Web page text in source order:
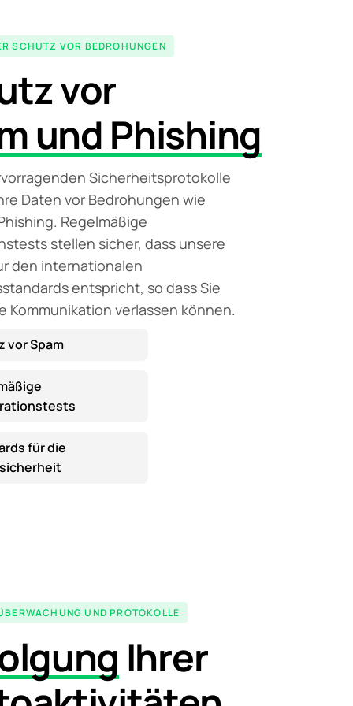
SCHUTZ VOR BEDROHUNGEN
vor
und Phishing
Sicherheitsprotokolle
Daten vor Bedrohungen wie
Regelmäßige
stellen sicher, dass unsere
den internationalen
entspricht, so dass Sie
Kommunikation verlassen können.
vor Spam
für die
UND PROTOKOLLE
Ihrer